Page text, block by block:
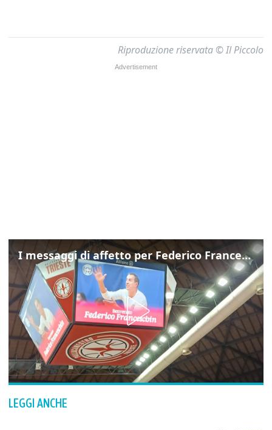
Riproduzione riservata © Il Piccolo
I messaggi di affetto per Federico Franceschin: così il mondo del basket gli è stato accanto fino all’ultimo
LEGGI ANCHE